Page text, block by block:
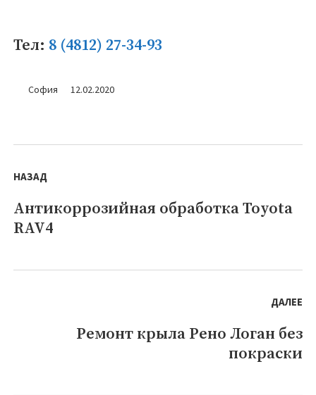
София 12.02.2020
Тел: 8 (4812) 27-34-93
по
записям
НАЗАД
Предыдущая
запись:
Антикоррозийная обработка Toyota
RAV4
ДАЛЕЕ
СледующаяРемонт крыла Рено Логан без
покраски